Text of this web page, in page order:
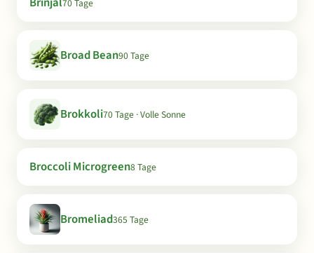
70 Tage
Broad Bean90 Tage
Brokkoli70 Tage · Volle Sonne
Broccoli Microgreen8 Tage
Bromeliad365 Tage